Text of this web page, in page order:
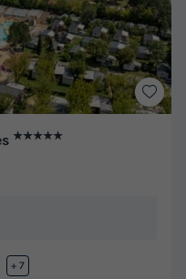
★★★★★
+ 7